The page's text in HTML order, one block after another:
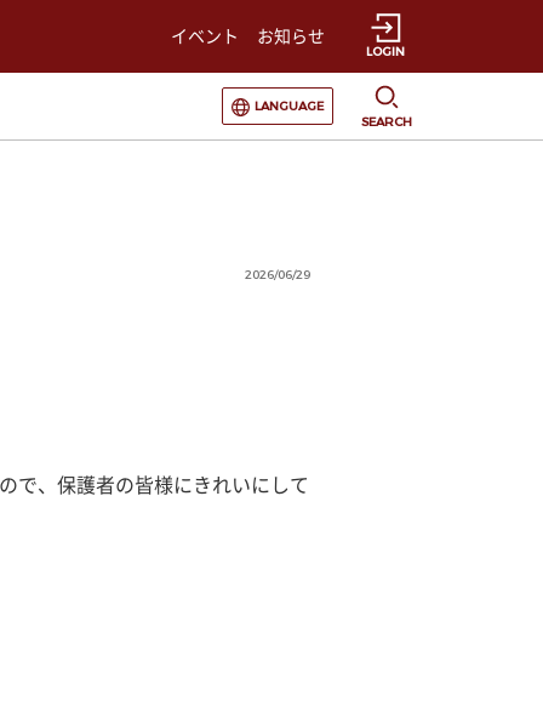
イベント お知らせ
LOGIN
選択すると言語の切替が発生します
LANGUAGE
SEARCH
2026/06/29
で、保護者の皆様にきれいにして